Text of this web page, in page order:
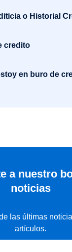
o Historial
credito
en buro de
a nuestro
noticias
las últimas
artículos.